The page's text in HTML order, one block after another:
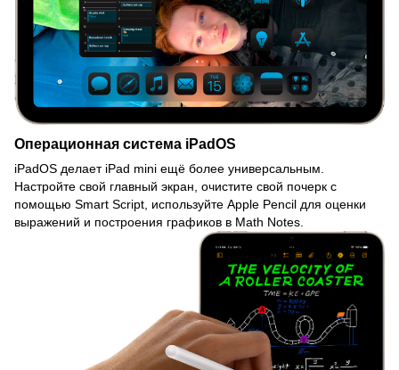
Операционная система iPadOS
iPadOS делает iPad mini ещё более универсальным.
Настройте свой главный экран, очистите свой почерк с
помощью Smart Script, используйте Apple Pencil для оценки
выражений и построения графиков в Math Notes.